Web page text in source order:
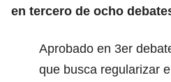
en tercero de ocho
Aprobado en 3er
que busca regularizar